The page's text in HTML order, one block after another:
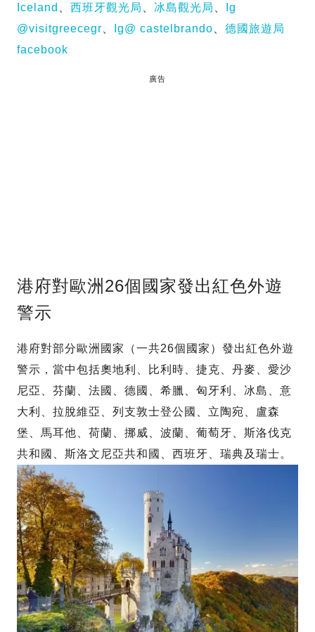
Iceland
西班牙觀光局 冰島觀光局
Ig
@visitgreecegr
Ig@ castelbrando
德國旅遊局
facebook
廣告
港府對歐洲26個國家發出紅色外遊
警示
港府對部分歐洲國家（一共26個國家）發出紅色外遊
警示，當中包括奧地利、比利時、捷克、丹麥、愛沙
尼亞、芬蘭、法國、德國、希臘、匈牙利、冰島、意
大利、拉脫維亞、列支敦士登公國、立陶宛、盧森
堡、馬耳他、荷蘭、挪威、波蘭、葡萄牙、斯洛伐克
共和國、斯洛文尼亞共和國、西班牙、瑞典及瑞士。